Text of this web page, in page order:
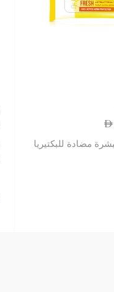
مضادة للبكتيريا